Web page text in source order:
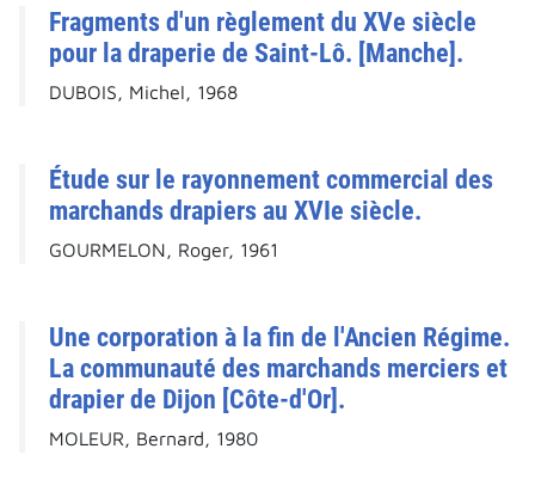
Fragments d'un règlement du XVe siècle
pour la draperie de Saint-Lô. [Manche].
DUBOIS, Michel, 1968
Étude sur le rayonnement commercial des
marchands drapiers au XVIe siècle.
GOURMELON, Roger, 1961
Une corporation à la fin de l'Ancien Régime.
La communauté des marchands merciers et
drapier de Dijon [Côte-d'Or].
MOLEUR, Bernard, 1980